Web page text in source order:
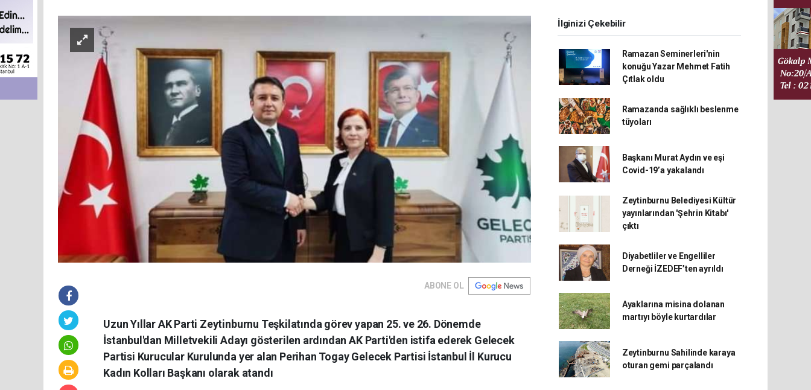
ABONE OL
Uzun Yıllar AK Parti Zeytinburnu Teşkilatında görev yapan 25. ve 26. Dönemde
İstanbul'dan Milletvekili Adayı gösterilen ardından AK Parti'den istifa ederek Gelecek
Partisi Kurucular Kurulunda yer alan Perihan Togay Gelecek Partisi İstanbul İl Kurucu
Kadın Kolları Başkanı olarak atandı
İlginizi Çekebilir
Ramazan Seminerleri'nin
konuğu Yazar Mehmet Fatih
Çıtlak oldu
Ramazanda sağlıklı beslenme
tüyoları
Başkanı Murat Aydın ve eşi
Covid-19’a yakalandı
Zeytinburnu Belediyesi Kültür
yayınlarından 'Şehrin Kitabı'
çıktı
Diyabetliler ve Engelliler
Derneği İZEDEF’ten ayrıldı
Ayaklarına misina dolanan
martıyı böyle kurtardılar
Zeytinburnu Sahilinde karaya
oturan gemi parçalandı